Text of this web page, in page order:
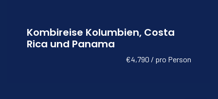
Kombireise Kolumbien, Costa
Rica und Panama
€4,790 / pro Person